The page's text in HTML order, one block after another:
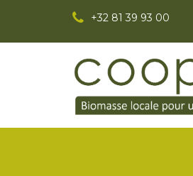
+32 81 39 93 00